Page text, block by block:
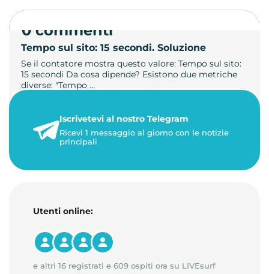
Tempo sul sito: 15 secondi. Soluzione
Se il contatore mostra questo valore: Tempo sul sito:
15 secondi Da cosa dipende? Esistono due metriche
diverse: "Tempo …
3 minuti di lettura
0 commenti
Iscrivetevi al nostro Telegram
Ricevi 1 messaggio al giorno con le notizie
principali
Utenti online:
e altri 16 registrati e 609 ospiti ora su LIVEsurf